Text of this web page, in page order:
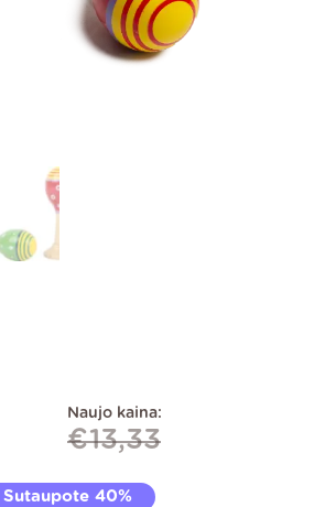
Naujo kaina:
€13,33
Sutaupote 40%